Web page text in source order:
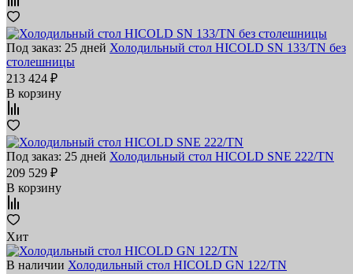
Под заказ: 25 дней Холодильный стол HICOLD SN 133/TN без
столешницы
213 424 ₽
В корзину
Под заказ: 25 дней Холодильный стол HICOLD SNE 222/TN
209 529 ₽
В корзину
Хит
В наличии Холодильный стол HICOLD GN 122/TN